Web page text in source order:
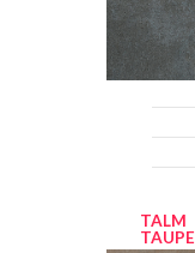
TALM
TAUPE